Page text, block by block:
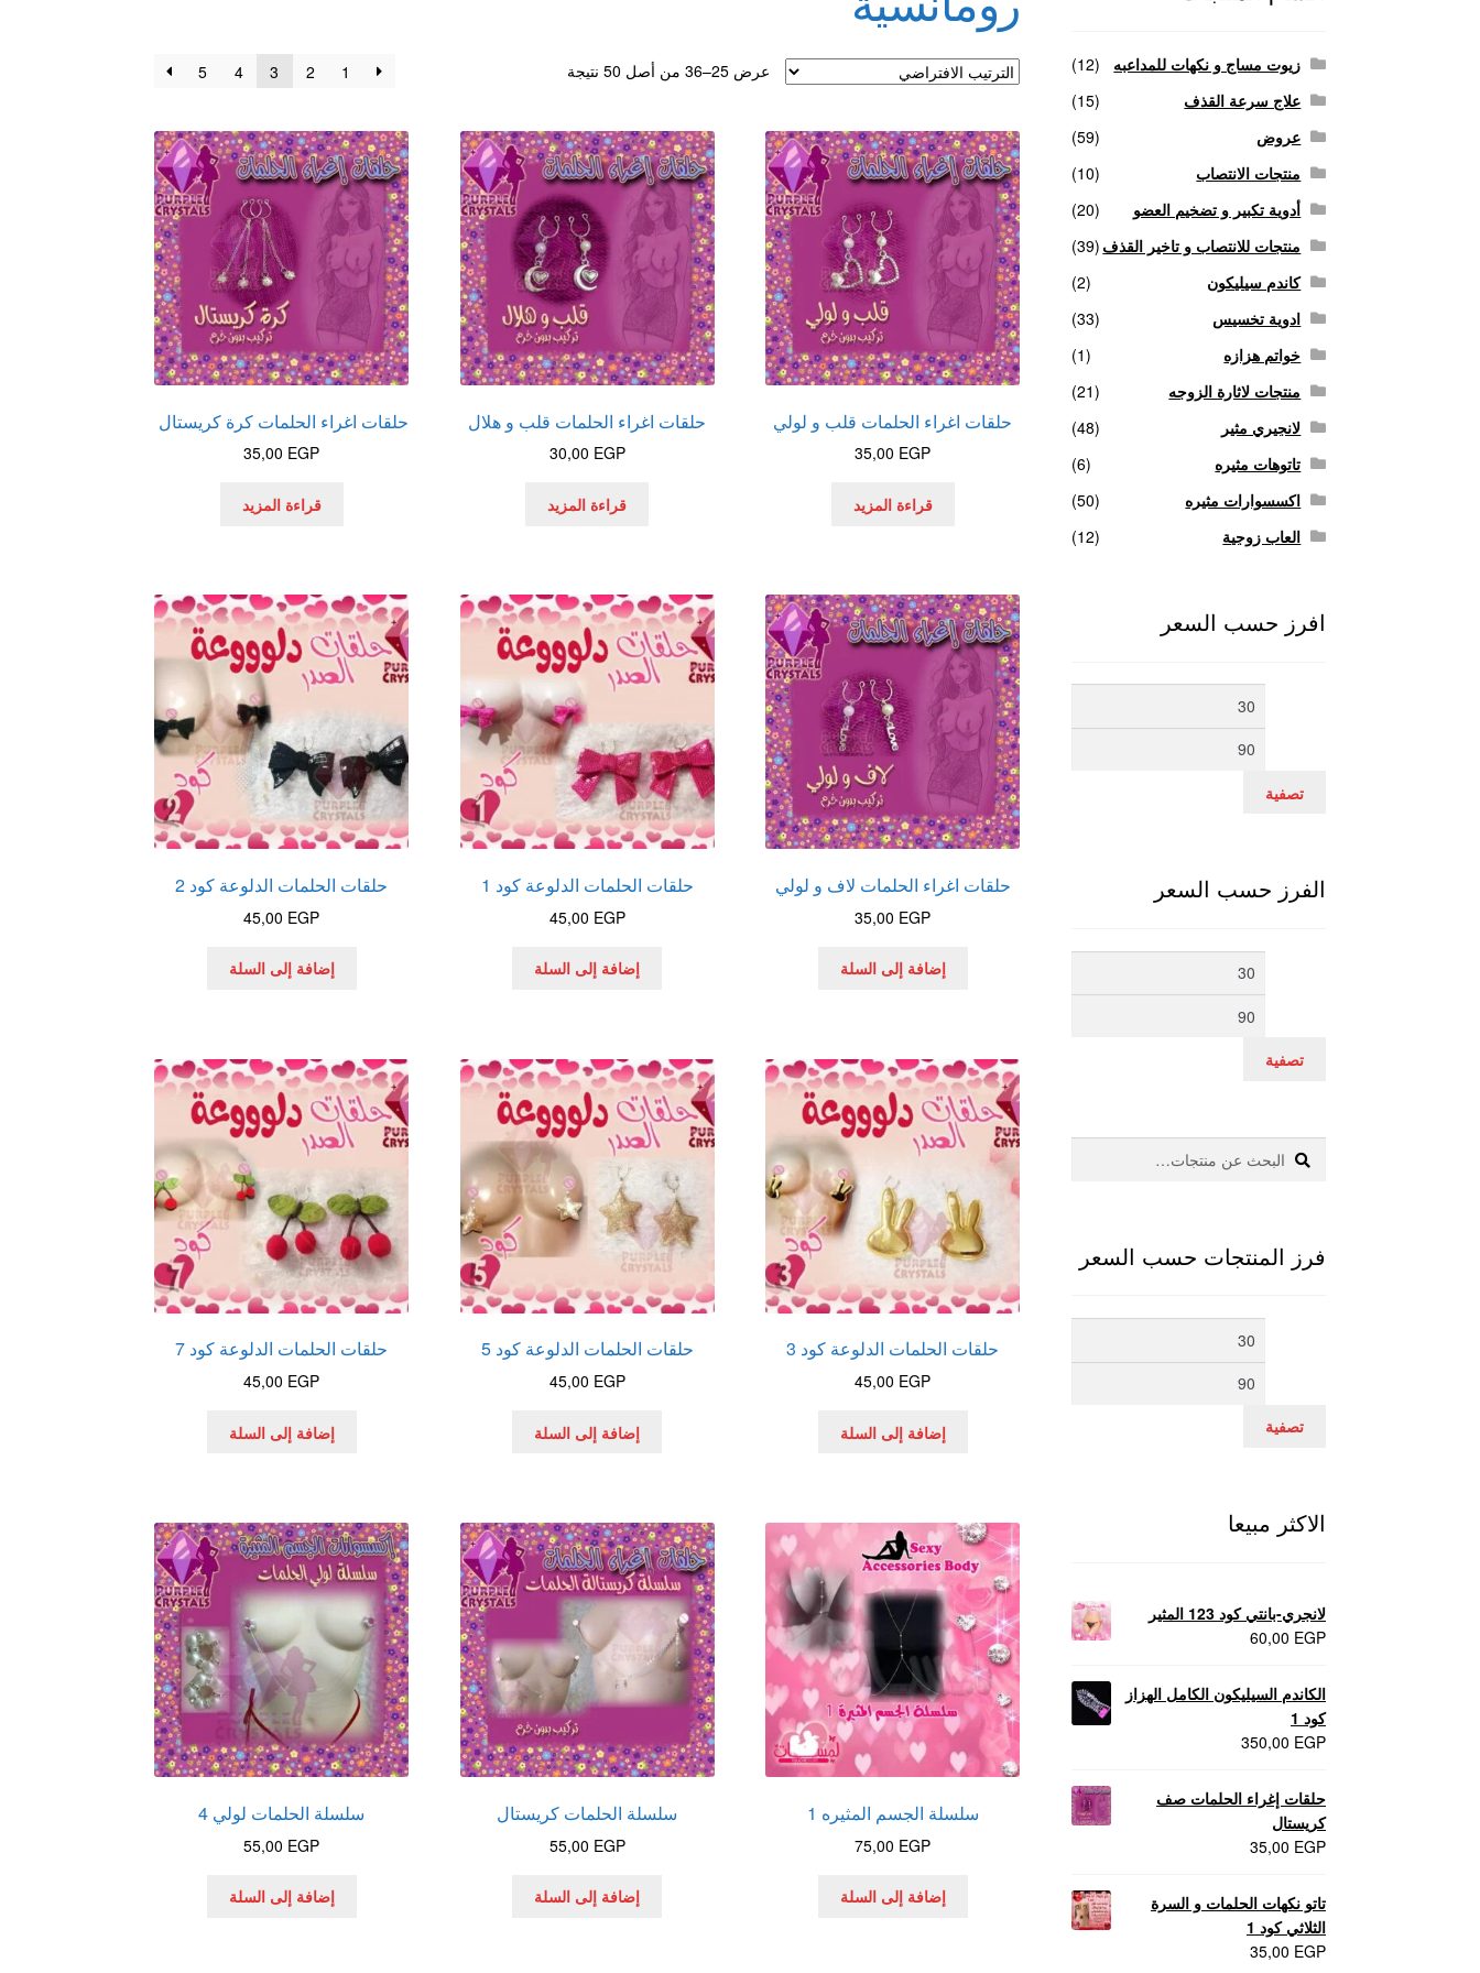
منتجات للانتصاب و تاخير القذف
عرض 25–36 من أصل 50 نتيجة 1
2
3
4
5
حلقات اغراء الحلمات قلب و لولي
35,00 EGP
قراءة المزيد
حلقات اغراء الحلمات قلب و هلال
30,00 EGP
قراءة المزيد
حلقات اغراء الحلمات كرة كريستال
35,00 EGP
قراءة المزيد
حلقات اغراء الحلمات لاف و لولي
35,00 EGP
إضافة إلى السلة
حلقات الحلمات الدلوعة كود 1
45,00 EGP
إضافة إلى السلة
حلقات الحلمات الدلوعة كود 2
45,00 EGP
إضافة إلى السلة
حلقات الحلمات الدلوعة كود 3
45,00 EGP
إضافة إلى السلة
حلقات الحلمات الدلوعة كود 5
45,00 EGP
إضافة إلى السلة
حلقات الحلمات الدلوعة كود 7
45,00 EGP
إضافة إلى السلة
سلسلة الجسم المثيره 1
75,00 EGP
إضافة إلى السلة
سلسلة الحلمات كريستال
55,00 EGP
إضافة إلى السلة
سلسلة الحلمات لولي 4
55,00 EGP
إضافة إلى السلة
زيوت مساج و نكهات للمداعبه
(12)
علاج سرعة القذف
(15)
عروض
(59)
منتجات الانتصاب
(10)
أدوية تكبير و تضخيم العضو
(20)
منتجات للانتصاب و تاخير القذف (39)
كاندم سيليكون
(2)
ادوية تخسيس
(33)
خواتم هزازه
(1)
منتجات لاثارة الزوجه
(21)
لانجيري مثير
(48)
تاتوهات مثيره
(6)
اكسسوارات مثيره
(50)
العاب زوجية
(12)
افرز حسب السعر
أدنى
تصفية
الفرز حسب السعر
أدنى
تصفية
البحث
عن:
بحث
فرز المنتجات حسب السعر
أدنى
تصفية
الاكثر مبيعا
لانجري-بانتي كود 123 المثير
60,00 EGP
الكاندم السيليكون الكامل الهزاز
كود 1
350,00 EGP
حلقات إغراء الحلمات صف
كريستال
35,00 EGP
تاتو نكهات الحلمات و السرة
الثلاثي كود 1
35,00 EGP